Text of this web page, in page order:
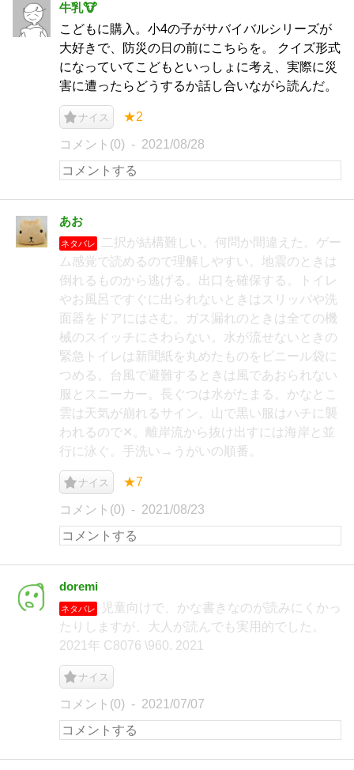
牛乳🐮
こどもに購入。小4の子がサバイバルシリーズが
大好きで、防災の日の前にこちらを。 クイズ形式
になっていてこどもといっしょに考え、実際に災
害に遭ったらどうするか話し合いながら読んだ。
ナイス ★2
コメント(0) 2021/08/28
あお
ネタバレ
二択が結構難しい。何問か間違えた。ゲー
ム感覚で読めるので理解しやすい。地震のときは
倒れるものから逃げる。出口を確保する。トイレ
やお風呂ですぐに出られないときはスリッパや洗
面器をドアにはさむ。ガス漏れのときは全ての機
械のスイッチにさわらない。水が流せないときの
緊急トイレは新聞紙を丸めたものをビニール袋に
つめる。台風で避難するときは風であおられない
服とスニーカー。長ぐつは水がたまる。かなとこ
雲は天気が崩れるサイン。山で黒い服はハチに襲
われるので✕。離岸流から抜け出すには海岸と並
行に泳ぐ。手洗い→うがいの順番。
ナイス ★7
コメント(0) 2021/08/23
doremi
ネタバレ
児童向けで、かな書きなのが読みにくかっ
たりしますが、大人が読んでも実用的でした。
2021年 C8076 \960. 2021
ナイス
コメント(0) 2021/07/07